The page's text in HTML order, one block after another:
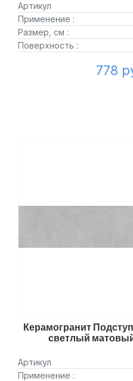
Артикул
Применение :
Размер, см :
Поверхность :
778
Керамогранит
светлый
Артикул
Применение :